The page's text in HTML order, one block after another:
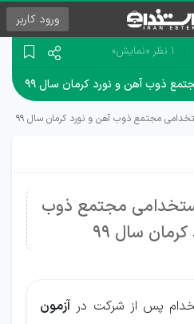
ورود کاربر
1 نظر «نمایش»
ذوب آهن و نورد کرمان سال ۹۹
مجتمع ذوب آهن و نورد کرمان سال ۹۹
مجتمع ذوب
سال 99
پس از شرکت در آزمون